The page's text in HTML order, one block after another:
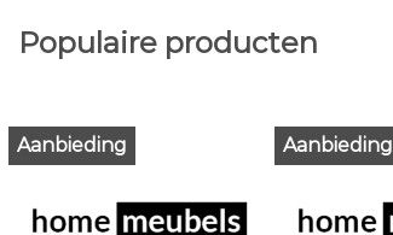
Populaire producten
Aanbieding Aanbieding